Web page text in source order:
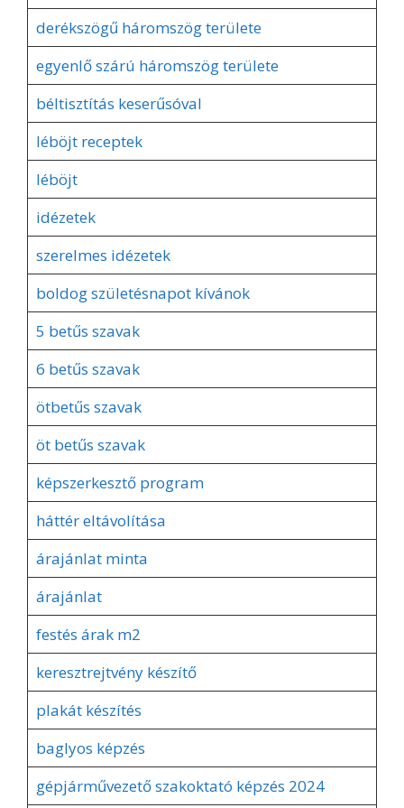
derékszögű háromszög területe
egyenlő szárú háromszög területe
béltisztítás keserűsóval
léböjt receptek
léböjt
idézetek
szerelmes idézetek
boldog születésnapot kívánok
5 betűs szavak
6 betűs szavak
ötbetűs szavak
öt betűs szavak
képszerkesztő program
háttér eltávolítása
árajánlat minta
árajánlat
festés árak m2
keresztrejtvény készítő
plakát készítés
baglyos képzés
gépjárművezető szakoktató képzés 2024